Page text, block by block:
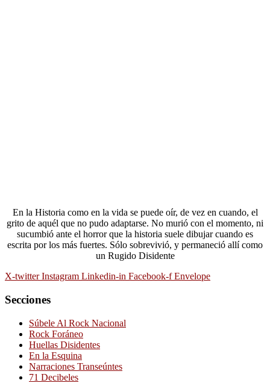
En la Historia como en la vida se puede oír, de vez en cuando, el
grito de aquél que no pudo adaptarse. No murió con el momento, ni
sucumbió ante el horror que la historia suele dibujar cuando es
escrita por los más fuertes. Sólo sobrevivió, y permaneció allí como
un Rugido Disidente
X-twitter Instagram Linkedin-in Facebook-f Envelope
Secciones
Súbele Al Rock Nacional
Rock Foráneo
Huellas Disidentes
En la Esquina
Narraciones Transeúntes
71 Decibeles